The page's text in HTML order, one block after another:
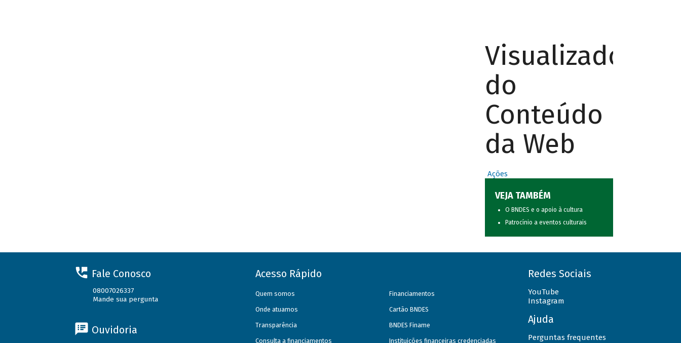
Visualizador
do
Conteúdo
da Web
Ações
VEJA TAMBÉM
O BNDES e o apoio à cultura
Patrocínio a eventos culturais
Fale Conosco
08007026337
Mande sua pergunta
Ouvidoria
Acesso Rápido
Quem somos
Onde atuamos
Transparência
Consulta a financiamentos
Financiamentos
Cartão BNDES
BNDES Finame
Instituições financeiras credenciadas
Redes Sociais
YouTube
Instagram
Ajuda
Perguntas frequentes